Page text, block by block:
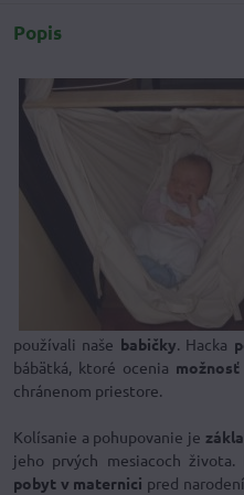
Popis
používali naše babičky. Hacka
bábätká, ktoré ocenia možnosť
chránenom priestore.
Kolísanie a pohupovanie je
jeho prvých mesiacoch života.
pobyt v maternici pred